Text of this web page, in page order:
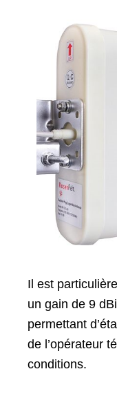
Il est
un gain de 9
permettant
de l’opérateur
conditions.